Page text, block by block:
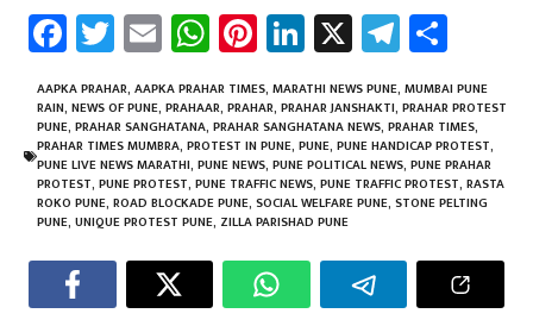
Fa
ce
b
o
ok
T
wi
tt
er
E
m
ail
W
h
at
sA
p
p
Pi
nt
er
es
t
Li
nk
e
dI
n
X Te
le
gr
a
m
ar
e
AAPKA PRAHAR, AAPKA PRAHAR TIMES, MARATHI NEWS PUNE, MUMBAI PUNE
RAIN, NEWS OF PUNE, PRAHAAR, PRAHAR, PRAHAR JANSHAKTI, PRAHAR PROTEST
PUNE, PRAHAR SANGHATANA, PRAHAR SANGHATANA NEWS, PRAHAR TIMES,
PRAHAR TIMES MUMBRA, PROTEST IN PUNE, PUNE, PUNE HANDICAP PROTEST,
PUNE LIVE NEWS MARATHI, PUNE NEWS, PUNE POLITICAL NEWS, PUNE PRAHAR
PROTEST, PUNE PROTEST, PUNE TRAFFIC NEWS, PUNE TRAFFIC PROTEST, RASTA
ROKO PUNE, ROAD BLOCKADE PUNE, SOCIAL WELFARE PUNE, STONE PELTING
PUNE, UNIQUE PROTEST PUNE, ZILLA PARISHAD PUNE